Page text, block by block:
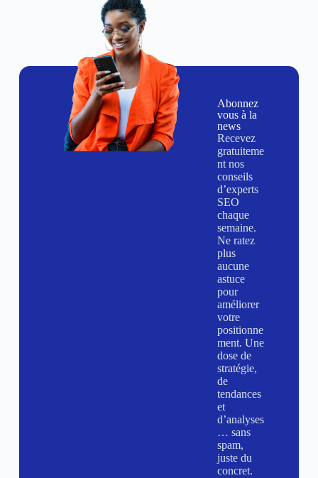
Abonnez
vous à la
news
Recevez
gratuiteme
nt nos
conseils
d’experts
SEO
chaque
semaine.
Ne ratez
plus
aucune
astuce
pour
améliorer
votre
positionne
ment. Une
dose de
stratégie,
de
tendances
et
d’analyses
… sans
spam,
juste du
concret.